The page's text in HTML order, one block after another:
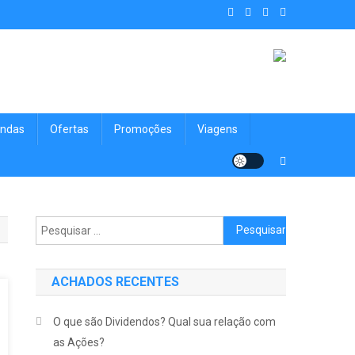
Ofertas Promoções Viagens
Pesquisar por:
ACHADOS RECENTES
O que são Dividendos? Qual sua relação com
as Ações?